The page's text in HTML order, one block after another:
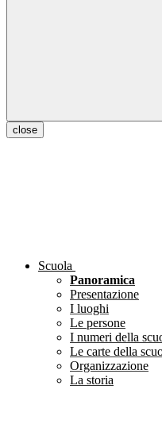
close
Scuola
Panoramica
Presentazione
I luoghi
Le persone
I numeri della
Le carte della
Organizzazione
La storia